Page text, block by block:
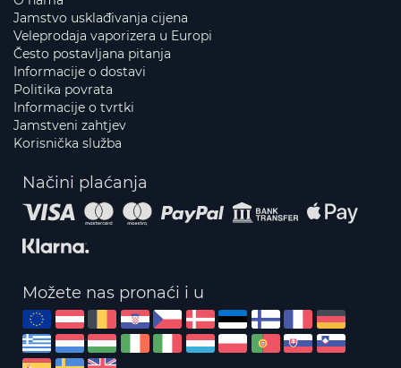
Jamstvo usklađivanja cijena
Veleprodaja vaporizera u Europi
Često postavljana pitanja
Informacije o dostavi
Politika povrata
Informacije o tvrtki
Jamstveni zahtjev
Korisnička služba
Načini plaćanja
Možete nas pronaći i u